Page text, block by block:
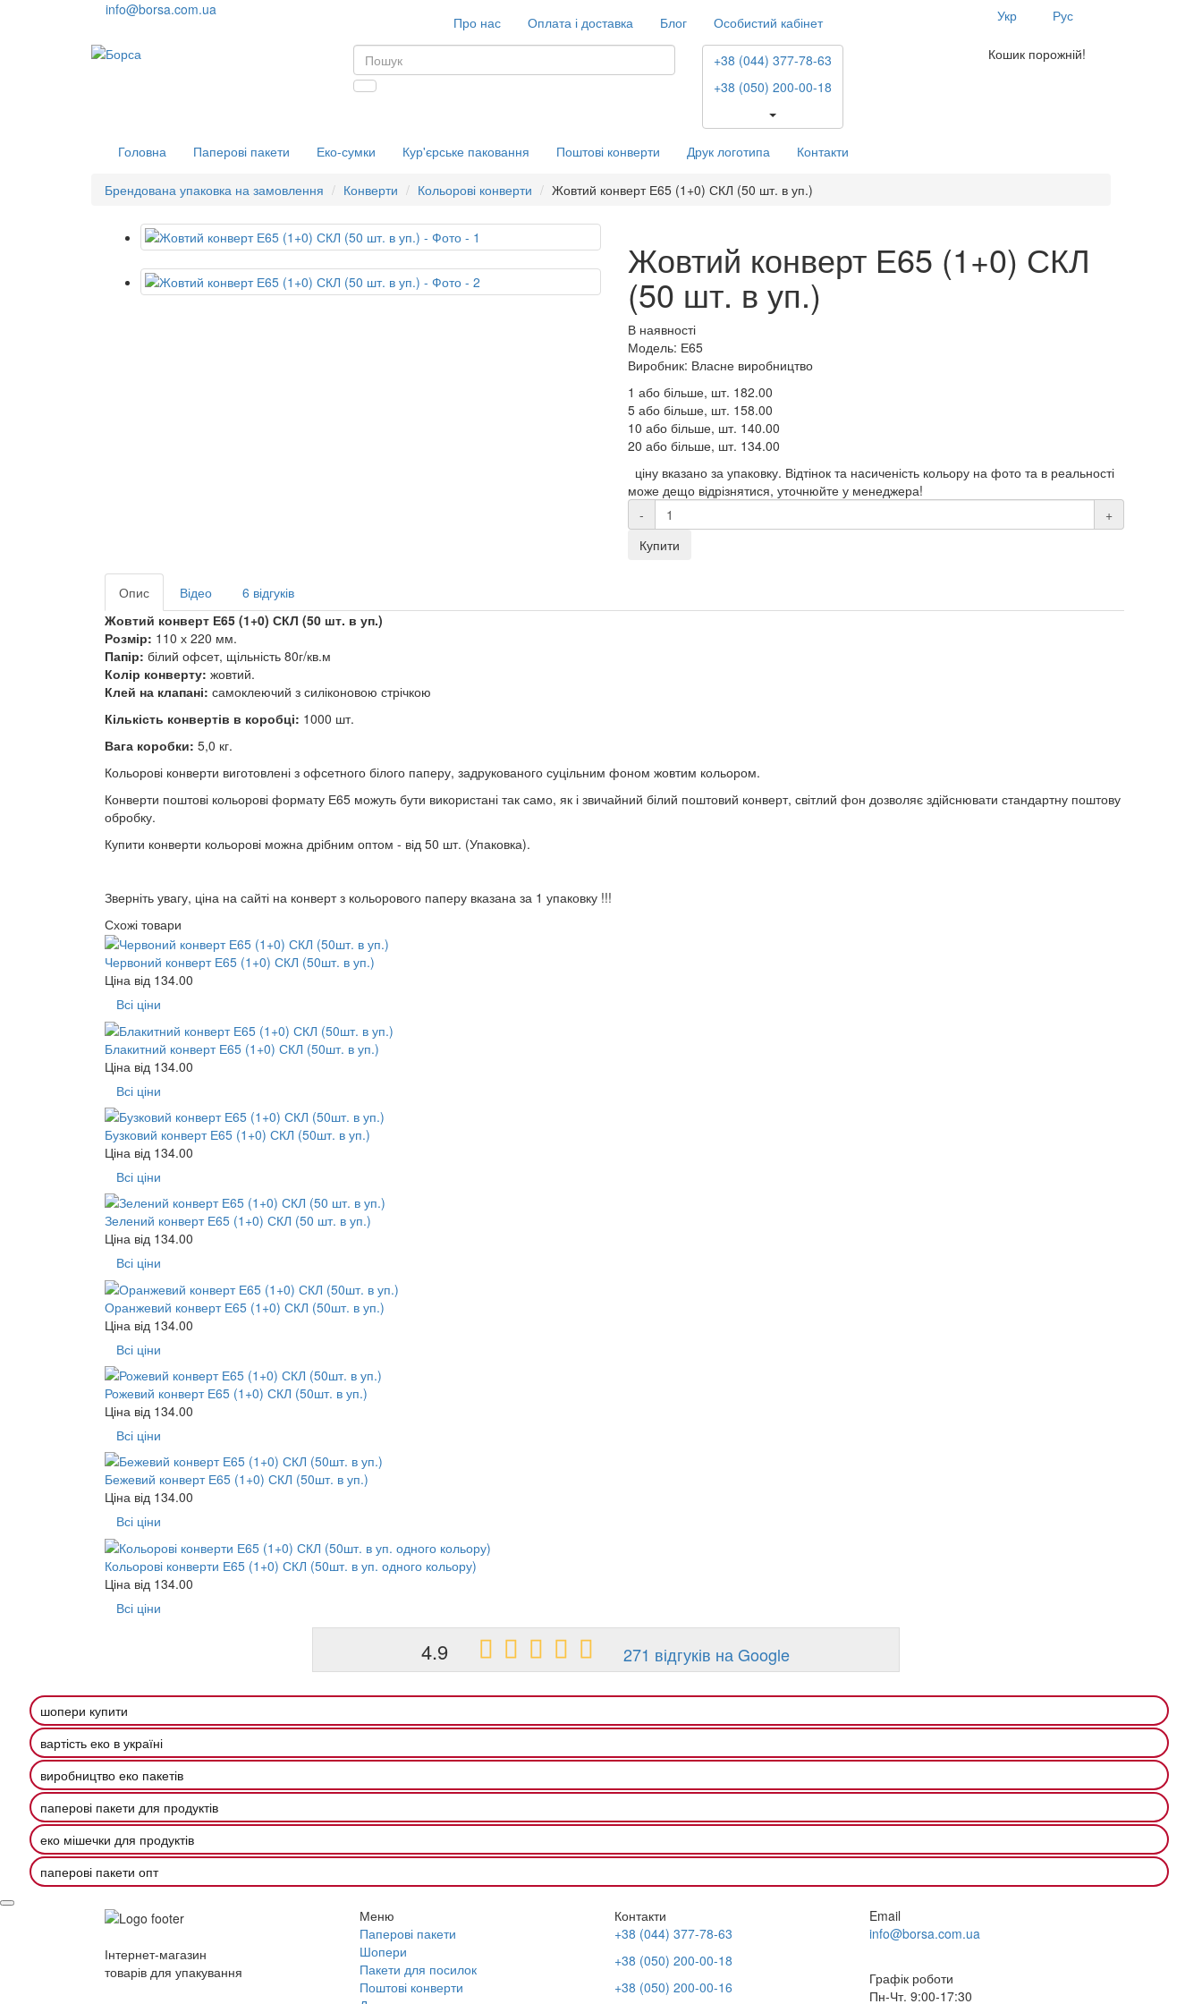
info@borsa.com.ua
Про нас Оплата і доставка Блог Особистий кабінет Укр Рус
+38 (044) 377-78-63
+38 (050) 200-00-18
Кошик порожній!
Головна Паперові пакети Еко-сумки Кур'єрське паковання Поштові конверти Друк логотипа Контакти
Брендована упаковка на замовлення Конверти Кольорові конверти Жовтий конверт Е65 (1+0) СКЛ (50 шт. в уп.)
Жовтий конверт Е65 (1+0) СКЛ
(50 шт. в уп.)
В наявності
Модель: Е65
Виробник: Власне виробництво
1 або більше, шт. 182.00
5 або більше, шт. 158.00
10 або більше, шт. 140.00
20 або більше, шт. 134.00
ціну вказано за упаковку. Відтінок та насиченість кольору на фото та в реальності
може дещо відрізнятися, уточнюйте у менеджера!
-
+
Купити
Опис Відео
6 відгуків
Жовтий конверт Е65 (1+0) СКЛ (50 шт. в уп.)
Розмір: 110 х 220 мм.
Папір: білий офсет, щільність 80г/кв.м
Колір конверту: жовтий.
Клей на клапані: самоклеючий з силіконовою стрічкою
Кількість конвертів в коробці: 1000 шт.
Вага коробки: 5,0 кг.
Кольорові конверти виготовлені з офсетного білого паперу, задрукованого суцільним фоном жовтим кольором.
Конверти поштові кольорові формату Е65 можуть бути використані так само, як і звичайний білий поштовий конверт, світлий фон дозволяє здійснювати стандартну поштову
обробку.
Купити конверти кольорові можна дрібним оптом - від 50 шт. (Упаковка).
Зверніть увагу, ціна на сайті на конверт з кольорового паперу вказана за 1 упаковку !!!
Схожі товари
Червоний конверт Е65 (1+0) СКЛ (50шт. в уп.)
Ціна від 134.00
Всі ціни
Блакитний конверт Е65 (1+0) СКЛ (50шт. в уп.)
Ціна від 134.00
Всі ціни
Бузковий конверт Е65 (1+0) СКЛ (50шт. в уп.)
Ціна від 134.00
Всі ціни
Зелений конверт Е65 (1+0) СКЛ (50 шт. в уп.)
Ціна від 134.00
Всі ціни
Оранжевий конверт Е65 (1+0) СКЛ (50шт. в уп.)
Ціна від 134.00
Всі ціни
Рожевий конверт Е65 (1+0) СКЛ (50шт. в уп.)
Ціна від 134.00
Всі ціни
Бежевий конверт Е65 (1+0) СКЛ (50шт. в уп.)
Ціна від 134.00
Всі ціни
Кольорові конверти Е65 (1+0) СКЛ (50шт. в уп. одного кольору)
Ціна від 134.00
Всі ціни
4.9 271 відгуків на Google
шопери купити
вартість еко в україні
виробництво еко пакетів
паперові пакети для продуктів
еко мішечки для продуктів
паперові пакети опт
Інтернет-магазин
товарів для упакування
Меню
Паперові пакети
Шопери
Пакети для посилок
Поштові конверти
Контакти
+38 (044) 377-78-63
+38 (050) 200-00-18
+38 (050) 200-00-16
Email
info@borsa.com.ua
Графік роботи
Пн-Чт. 9:00-17:30